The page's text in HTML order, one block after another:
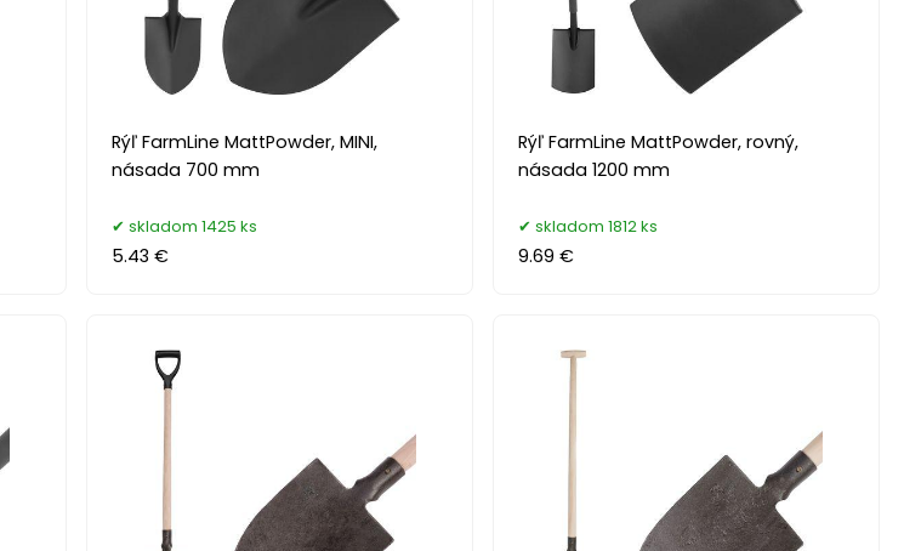
Rýľ FarmLine MattPowder, MINI,
násada 700 mm
skladom 1425 ks
5.43 €
Rýľ FarmLine MattPowder, rovný,
násada 1200 mm
skladom 1812 ks
9.69 €